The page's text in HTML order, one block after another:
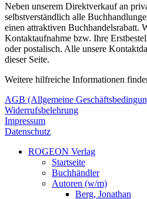
Neben unserem Direktverkauf an
selbstverständlich alle
einen attraktiven Buchhandelsrabatt.
Kontaktaufnahme bzw. Ihre
oder postalisch. Alle unsere
dieser Seite.
Weitere hilfreiche Informationen
AGB (Allgemeine
Widerrufsbelehrung
Impressum
Datenschutz
ROGEON Verlag
Startseite
Buchhändler
Autoren (w/m)
Berg, Jonathan